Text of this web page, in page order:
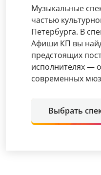
Музыкальные
частью
Петербурга. В
Афиши КП вы
предстоящих
исполнителях —
современных
Выбрать